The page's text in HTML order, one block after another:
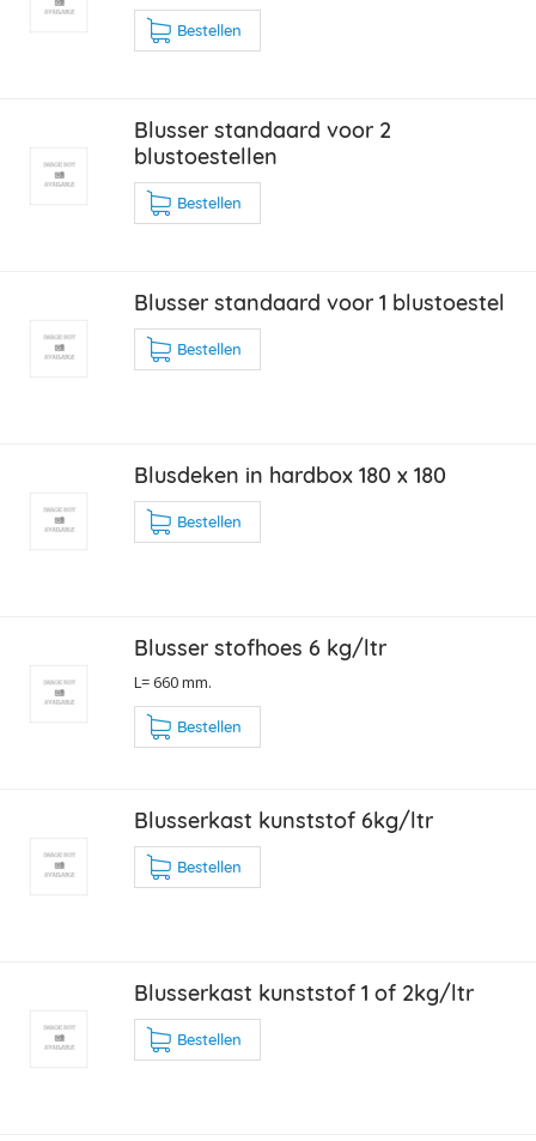
Bestellen
Blusser standaard voor 2
blustoestellen
Bestellen
Blusser standaard voor 1 blustoestel
Bestellen
Blusdeken in hardbox 180 x 180
Bestellen
Blusser stofhoes 6 kg/ltr
L= 660 mm.
Bestellen
Blusserkast kunststof 6kg/ltr
Bestellen
Blusserkast kunststof 1 of 2kg/ltr
Bestellen